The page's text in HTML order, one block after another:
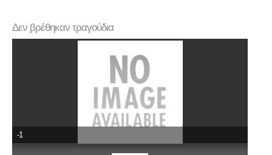
Δεν βρέθηκαν τραγούδια
-1